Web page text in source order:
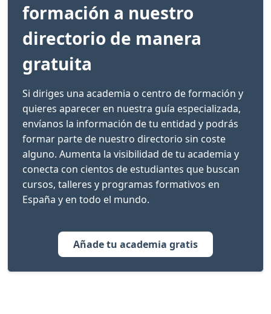
formación a nuestro
directorio de manera
gratuita
Si diriges una academia o centro de formación y
quieres aparecer en nuestra guía especializada,
envíanos la información de tu entidad y podrás
formar parte de nuestro directorio sin coste
alguno. Aumenta la visibilidad de tu academia y
conecta con cientos de estudiantes que buscan
cursos, talleres y programas formativos en
España y en todo el mundo.
Añade tu academia gratis